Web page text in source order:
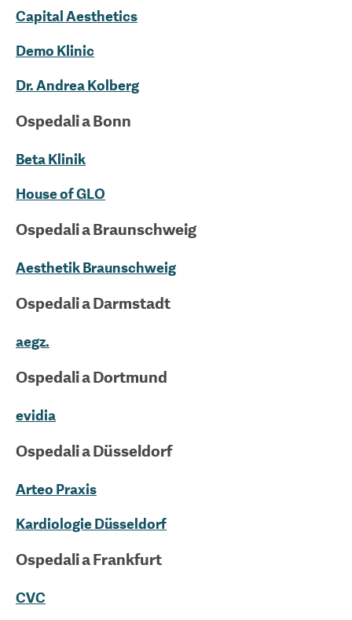
Capital Aesthetics
Demo Klinic
Dr. Andrea Kolberg
Ospedali aBonn
Beta Klinik
House of GLO
Ospedali aBraunschweig
Aesthetik Braunschweig
Ospedali aDarmstadt
aegz.
Ospedali aDortmund
evidia
Ospedali aDüsseldorf
Arteo Praxis
Kardiologie Düsseldorf
Ospedali aFrankfurt
CVC